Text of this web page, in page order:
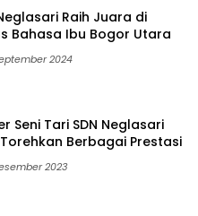
Raih Juara di
Bahasa Ibu Bogor Utara
2024
Seni Tari SDN Neglasari
Berbagai Prestasi
2023